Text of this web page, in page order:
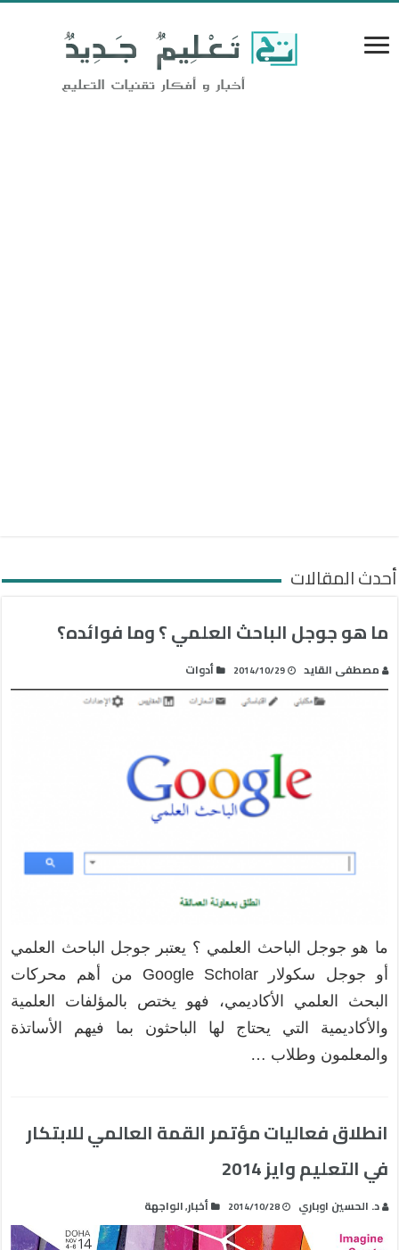
أحدث المقالات
ما هو جوجل الباحث العلمي ؟ وما فوائده؟
مصطفى القايد 2014/10/29 أدوات
ما هو جوجل الباحث العلمي ؟ يعتبر جوجل الباحث العلمي
أو جوجل سكولار Google Scholar من أهم محركات
البحث العلمي الأكاديمي، فهو يختص بالمؤلفات العلمية
والأكاديمية التي يحتاج لها الباحثون بما فيهم الأساتذة
والمعلمون وطلاب …
انطلاق فعاليات مؤتمر القمة العالمي للابتكار
في التعليم وايز 2014
د. الحسين اوباري 2014/10/28 أخبار,الواجهة